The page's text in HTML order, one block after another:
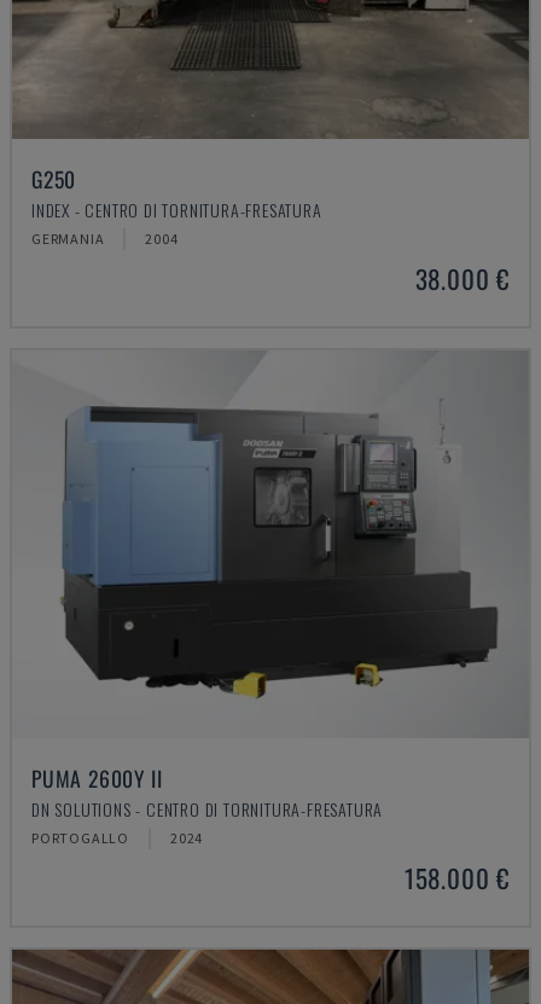
G250
INDEX - CENTRO DI TORNITURA-FRESATURA
GERMANIA 2004
38.000 €
PUMA 2600Y II
DN SOLUTIONS - CENTRO DI TORNITURA-FRESATURA
PORTOGALLO 2024
158.000 €